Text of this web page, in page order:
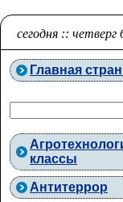
сегодня :: четверг
Главная
классы
Антитеррор